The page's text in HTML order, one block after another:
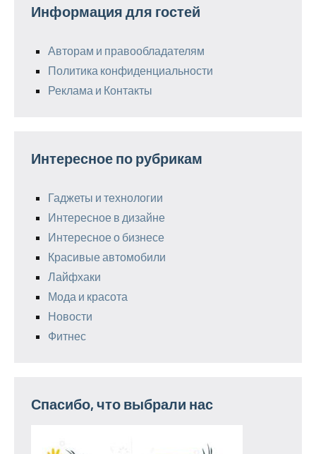
Информация для гостей
Авторам и правообладателям
Политика конфиденциальности
Реклама и Контакты
Интересное по рубрикам
Гаджеты и технологии
Интересное в дизайне
Интересное о бизнесе
Красивые автомобили
Лайфхаки
Мода и красота
Новости
Фитнес
Спасибо, что выбрали нас